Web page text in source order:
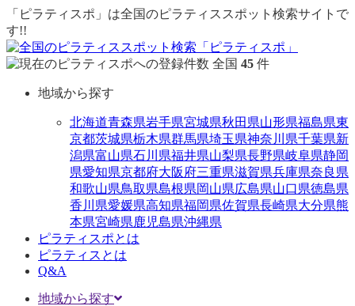
「ピラティスポ」は全国のピラティススポット検索サイトで
す!!
全国 45 件
地域から探す
北海道青森県岩手県宮城県秋田県山形県福島県東
京都茨城県栃木県群馬県埼玉県神奈川県千葉県新
潟県富山県石川県福井県山梨県長野県岐阜県静岡
県愛知県京都府大阪府三重県滋賀県兵庫県奈良県
和歌山県鳥取県島根県岡山県広島県山口県徳島県
香川県愛媛県高知県福岡県佐賀県長崎県大分県熊
本県宮崎県鹿児島県沖縄県
ピラティスポとは
ピラティスとは
Q&A
地域から探す